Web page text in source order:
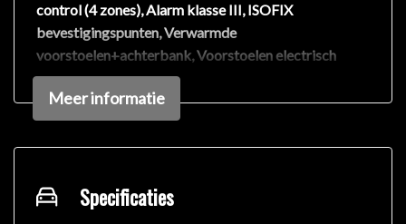
control (4 zones), Alarm klasse III, ISOFIX
bevestigingspunten, Verwarmde
voorstoelen+achterbank, Voorstoelen electrisch
verstelbaar met geheugen functie, Spraaksturing,
Bluetooth telefoonvoorbereiding, Bandenspanning
controle systeem, Audio installatie premium,
Navigatie professional full map, Audio surround
voorbereiding, Bi-xenon koplampen, Koplamp
sproeiers, Isofix bevestiging achter, Aluminium
Meer informatie
Specificaties